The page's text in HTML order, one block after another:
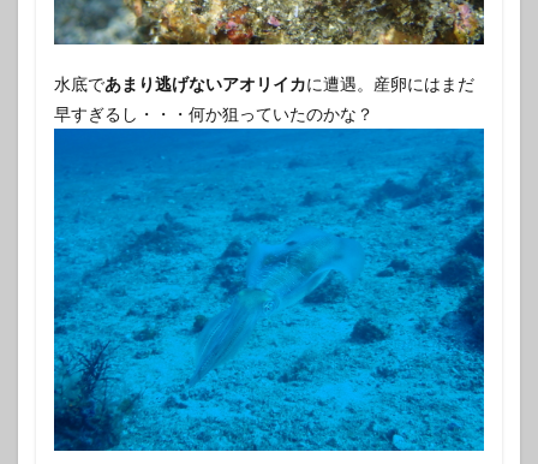
水底であまり逃げないアオリイカに遭遇。産卵にはまだ
早すぎるし・・・何か狙っていたのかな？